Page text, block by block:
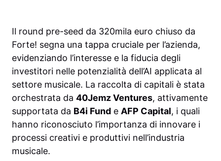
Il round pre-seed da 320mila euro chiuso da
Forte! segna una tappa cruciale per l’azienda,
evidenziando l’interesse e la fiducia degli
investitori nelle potenzialità dell’AI applicata al
settore musicale. La raccolta di capitali è stata
orchestrata da 40Jemz Ventures, attivamente
supportata da B4i Fund e AFP Capital, i quali
hanno riconosciuto l’importanza di innovare i
processi creativi e produttivi nell’industria
musicale.